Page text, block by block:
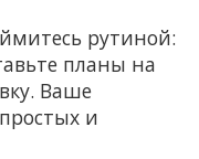
рутиной:
планы на
Ваше
и